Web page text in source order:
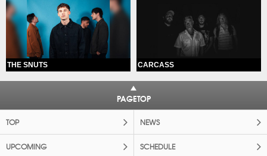
THE SNUTS CARCASS
PAGETOP
TOP NEWS
UPCOMING SCHEDULE